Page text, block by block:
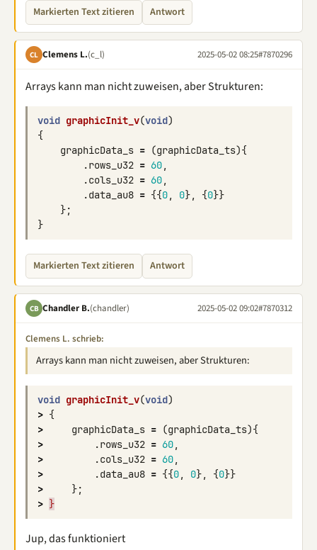
Markierten Text zitieren Antwort
CL Clemens L.(c_l) 2025-05-02 08:25#7870296
Arrays kann man nicht zuweisen, aber Strukturen:
void graphicInit_v(void)
{
graphicData_s = (graphicData_ts){
.rows_u32 = 60,
.cols_u32 = 60,
.data_au8 = {{0, 0}, {0}}
};
}
Markierten Text zitieren Antwort
CB Chandler B.(chandler) 2025-05-02 09:02#7870312
Clemens L. schrieb:
Arrays kann man nicht zuweisen, aber Strukturen:
void graphicInit_v(void)
> {
>
graphicData_s = (graphicData_ts){
>
.rows_u32 = 60,
>
.cols_u32 = 60,
>
.data_au8 = {{0, 0}, {0}}
>
};
> }
Jup, das funktioniert